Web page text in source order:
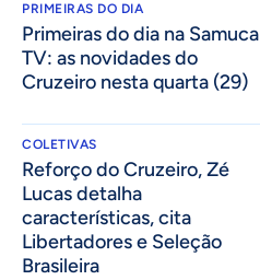
PRIMEIRAS DO DIA
Primeiras do dia na Samuca
TV: as novidades do
Cruzeiro nesta quarta (29)
COLETIVAS
⁠Reforço do Cruzeiro, Zé
Lucas detalha
características, cita
Libertadores e Seleção
Brasileira